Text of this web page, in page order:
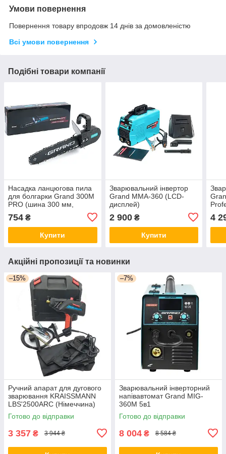
Умови повернення
Повернення товару впродовж 14 днів за домовленістю
Всі умови повернення
Подібні товари компанії
Насадка ланцюгова пила
для болгарки Grand 300М
PRO (шина 300 мм,
754 ₴
Купити
Зварювальний інвертор
Grand ММА-360 (LCD-
дисплей)
2 900₴
Купити
4
Акційні пропозиції та новинки
–15%
Ручний апарат для дугового
зварювання KRAISSMANN
LBS'2500ARC (Німеччина)
Готово до відправки
3 357 ₴ 3 944 ₴
–7%
Зварювальний інверторний
напівавтомат Grand MIG-
360M 5в1
Готово до відправки
8 004 ₴ 8 584 ₴